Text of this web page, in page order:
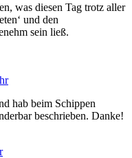
was diesen Tag trotz aller
und den
sein ließ.
hab beim Schippen
beschrieben. Danke!